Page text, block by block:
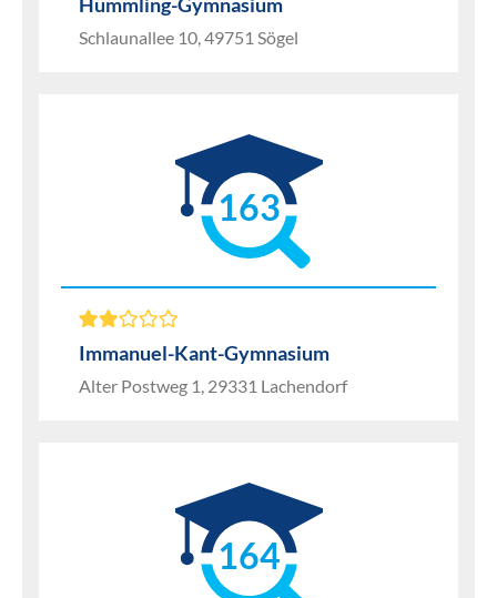
Schlaunallee 10, 49751 Sögel
163
Immanuel-Kant-Gymnasium
Alter Postweg 1, 29331 Lachendorf
164